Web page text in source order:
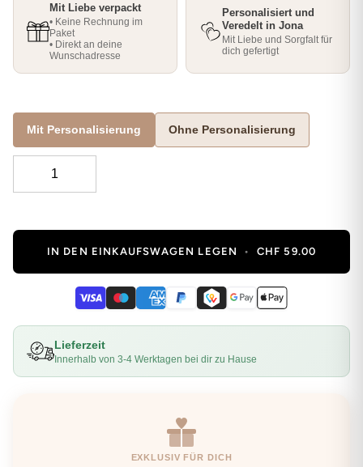
Mit Liebe verpackt
• Keine Rechnung im
Paket
• Direkt an deine
Wunschadresse
Personalisiert und
Veredelt in Jona
Mit Liebe und Sorgfalt für
dich gefertigt
Mit Personalisierung Ohne Personalisierung
IN DEN EINKAUFSWAGEN LEGEN • CHF 59.00
Lieferzeit
Innerhalb von 3-4 Werktagen bei dir zu Hause
EXKLUSIV FÜR DICH